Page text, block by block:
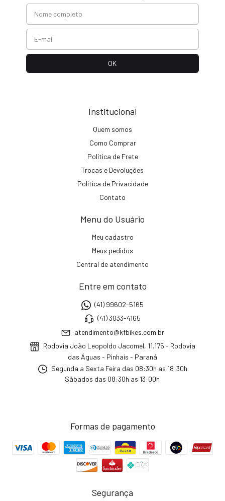
Institucional
Quem somos
Como Comprar
Política de Frete
Trocas e Devoluções
Política de Privacidade
Contato
Menu do Usuário
Meu cadastro
Meus pedidos
Central de atendimento
Entre em contato
(41) 99602-5165
(41) 3033-4165
atendimento@kfbikes.com.br
Rodovia João Leopoldo Jacomel, 11.175 - Rodovia
das Águas - Pinhais - Paraná
Segunda a Sexta Feira das 08:30h as 18:30h
Sábados das 08:30h as 13:00h
Formas de pagamento
Segurança